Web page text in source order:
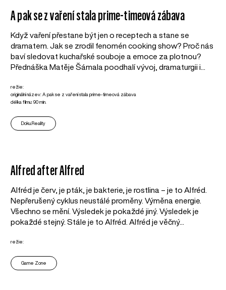
A pak se z vaření stala prime-timeová zábava
Když vaření přestane být jen o receptech a stane se
dramatem. Jak se zrodil fenomén cooking show? Proč nás
baví sledovat kuchařské souboje a emoce za plotnou?
Přednáška Matěje Šámala poodhalí vývoj, dramaturgii i...
režie:
originální název: A pak se z vaření stala prime-timeová zábava
délka filmu: 90 min.
Doku.Reality
Alfred after Alfred
Alfréd je červ, je pták, je bakterie, je rostlina – je to Alfréd.
Nepřerušený cyklus neustálé proměny. Výměna energie.
Všechno se mění. Výsledek je pokaždé jiný. Výsledek je
pokaždé stejný. Stále je to Alfréd. Alfréd je věčný...
režie:
Game Zone